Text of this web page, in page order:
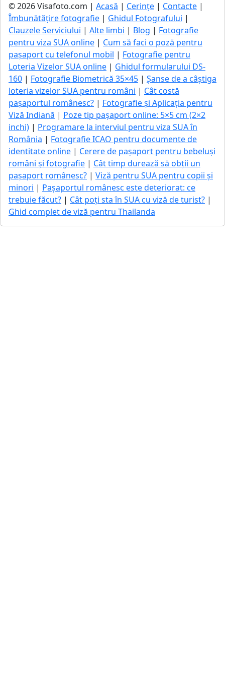
© 2026 Visafoto.com | Acasă | Cerințe | Contacte |
Îmbunătățire fotografie | Ghidul Fotografului |
Clauzele Serviciului | Alte limbi | Blog | Fotografie
pentru viza SUA online | Cum să faci o poză pentru
pașaport cu telefonul mobil | Fotografie pentru
Loteria Vizelor SUA online | Ghidul formularului DS-
160 | Fotografie Biometrică 35×45 | Șanse de a câștiga
loteria vizelor SUA pentru români | Cât costă
pașaportul românesc? | Fotografie și Aplicația pentru
Viză Indiană | Poze tip pașaport online: 5×5 cm (2×2
inchi) | Programare la interviul pentru viza SUA în
România | Fotografie ICAO pentru documente de
identitate online | Cerere de pașaport pentru bebeluși
români și fotografie | Cât timp durează să obții un
pașaport românesc? | Viză pentru SUA pentru copii și
minori | Pașaportul românesc este deteriorat: ce
trebuie făcut? | Cât poți sta în SUA cu viză de turist? |
Ghid complet de viză pentru Thailanda